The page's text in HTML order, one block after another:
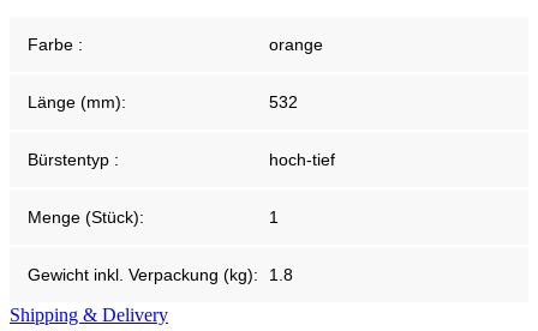
Farbe : orange
Länge (mm): 532
Bürstentyp : hoch-tief
Menge (Stück): 1
Gewicht inkl. Verpackung (kg): 1.8
Shipping & Delivery